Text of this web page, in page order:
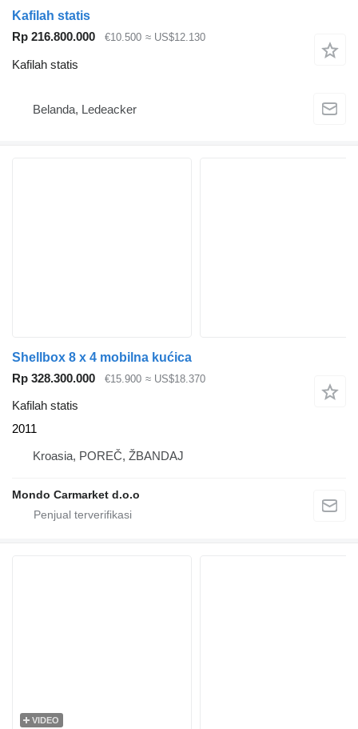
Kafilah statis
Rp 216.800.000
€10.500 ≈ US$12.130
Kafilah statis
Belanda, Ledeacker
Shellbox 8 x 4 mobilna kućica
Rp 328.300.000
€15.900 ≈ US$18.370
Kafilah statis
2011
Kroasia, POREČ, ŽBANDAJ
Mondo Carmarket d.o.o
VIDEO